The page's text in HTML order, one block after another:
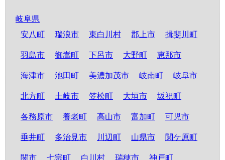
岐阜県
安八町
瑞浪市 東白川村 郡上市 揖斐川町
羽島市 御嵩町 下呂市 大野町 恵那市
海津市 池田町 美濃加茂市 岐南町 岐阜市
北方町 土岐市 笠松町 大垣市 坂祝町
各務原市 養老町 高山市 富加町 可児市
垂井町 多治見市 川辺町 山県市 関ケ原町
関市 七宗町 白川村 瑞穂市 神戸町